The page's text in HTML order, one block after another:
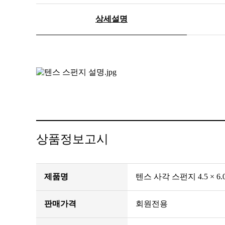
상세설명
상품정보고시
제품명 텐스 사각 스펀지 4.5 ×
판매가격 회원전용